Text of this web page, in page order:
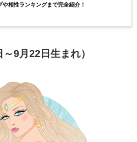
や相性ランキングまで完全紹介！
9月22日生まれ）